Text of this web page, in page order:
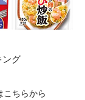
グ
ちらから